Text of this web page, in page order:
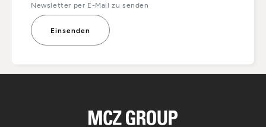
Newsletter per E-Mail zu senden